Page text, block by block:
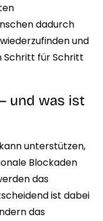
dadurch
und
Schritt für Schritt
und was ist
unterstützen,
Blockaden
das
ist dabei
das